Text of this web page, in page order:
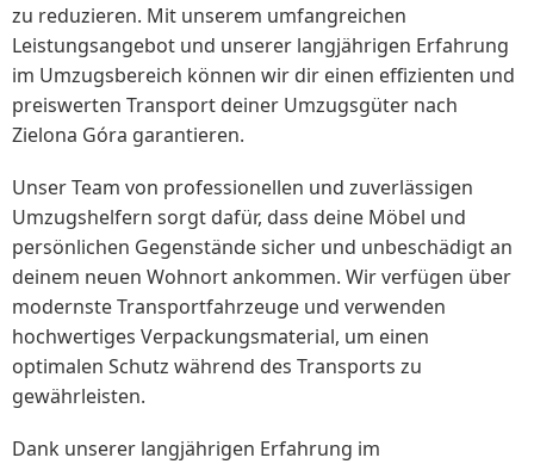
zu reduzieren. Mit unserem umfangreichen
Leistungsangebot und unserer langjährigen Erfahrung
im Umzugsbereich können wir dir einen effizienten und
preiswerten Transport deiner Umzugsgüter nach
Zielona Góra garantieren.
Unser Team von professionellen und zuverlässigen
Umzugshelfern sorgt dafür, dass deine Möbel und
persönlichen Gegenstände sicher und unbeschädigt an
deinem neuen Wohnort ankommen. Wir verfügen über
modernste Transportfahrzeuge und verwenden
hochwertiges Verpackungsmaterial, um einen
optimalen Schutz während des Transports zu
gewährleisten.
Dank unserer langjährigen Erfahrung im